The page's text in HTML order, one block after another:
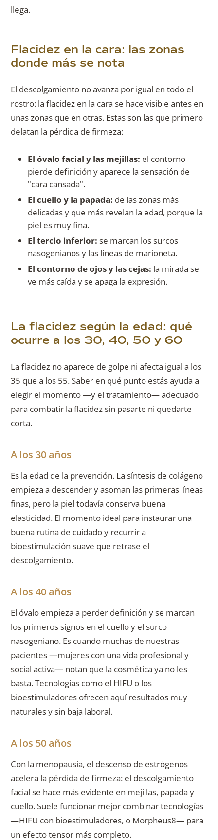
llega.
Flacidez en la cara: las zonas
donde más se nota
El descolgamiento no avanza por igual en todo el
rostro: la flacidez en la cara se hace visible antes en
unas zonas que en otras. Estas son las que primero
delatan la pérdida de firmeza:
El óvalo facial y las mejillas: el contorno
pierde definición y aparece la sensación de
"cara cansada".
El cuello y la papada: de las zonas más
delicadas y que más revelan la edad, porque la
piel es muy fina.
El tercio inferior: se marcan los surcos
nasogenianos y las líneas de marioneta.
El contorno de ojos y las cejas: la mirada se
ve más caída y se apaga la expresión.
La flacidez según la edad: qué
ocurre a los 30, 40, 50 y 60
La flacidez no aparece de golpe ni afecta igual a los
35 que a los 55. Saber en qué punto estás ayuda a
elegir el momento —y el tratamiento— adecuado
para combatir la flacidez sin pasarte ni quedarte
corta.
A los 30 años
Es la edad de la prevención. La síntesis de colágeno
empieza a descender y asoman las primeras líneas
finas, pero la piel todavía conserva buena
elasticidad. El momento ideal para instaurar una
buena rutina de cuidado y recurrir a
bioestimulación suave que retrase el
descolgamiento.
A los 40 años
El óvalo empieza a perder definición y se marcan
los primeros signos en el cuello y el surco
nasogeniano. Es cuando muchas de nuestras
pacientes —mujeres con una vida profesional y
social activa— notan que la cosmética ya no les
basta. Tecnologías como el HIFU o los
bioestimuladores ofrecen aquí resultados muy
naturales y sin baja laboral.
A los 50 años
Con la menopausia, el descenso de estrógenos
acelera la pérdida de firmeza: el descolgamiento
facial se hace más evidente en mejillas, papada y
cuello. Suele funcionar mejor combinar tecnologías
—HIFU con bioestimuladores, o Morpheus8— para
un efecto tensor más completo.